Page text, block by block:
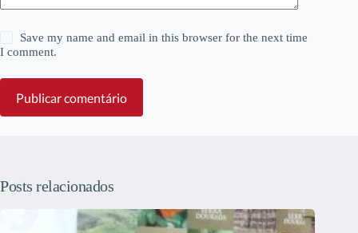
Save my name and email in this browser for the next time
I comment.
Publicar comentário
Posts relacionados